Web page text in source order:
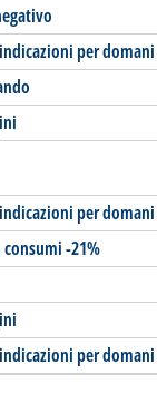
per domani
per domani
-21%
per domani